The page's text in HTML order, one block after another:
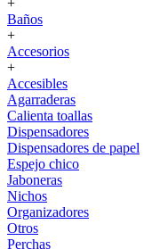
+
Baños
+
Accesorios
+
Accesibles
Agarraderas
Calienta toallas
Dispensadores
Dispensadores de papel
Espejo chico
Jaboneras
Nichos
Organizadores
Otros
Perchas